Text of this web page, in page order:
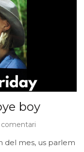
boy
comentari
del mes, us parlem